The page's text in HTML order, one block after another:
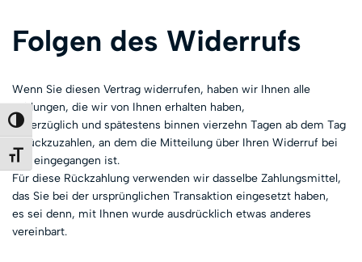
Umschalten auf hohe Kontraste
Schrift vergrößern
Folgen des Widerrufs
Wenn Sie diesen Vertrag widerrufen, haben wir Ihnen alle
Zahlungen, die wir von Ihnen erhalten haben,
unverzüglich und spätestens binnen vierzehn Tagen ab dem Tag
zurückzuzahlen, an dem die Mitteilung über Ihren Widerruf bei
uns eingegangen ist.
Für diese Rückzahlung verwenden wir dasselbe Zahlungsmittel,
das Sie bei der ursprünglichen Transaktion eingesetzt haben,
es sei denn, mit Ihnen wurde ausdrücklich etwas anderes
vereinbart.